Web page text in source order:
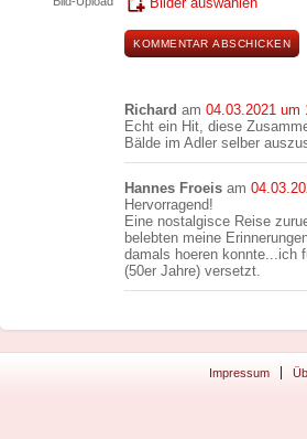
Richard am 04.03.2021 um
Echt ein Hit, diese
Bälde im Adler selber
Hannes Froeis am
Hervorragend!
Eine nostalgisce Reise
belebten meine
damals hoeren konnte...ich
(50er Jahre) versetzt.
Impressum